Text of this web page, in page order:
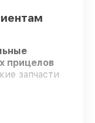
прицелов
запчасти
знаний и